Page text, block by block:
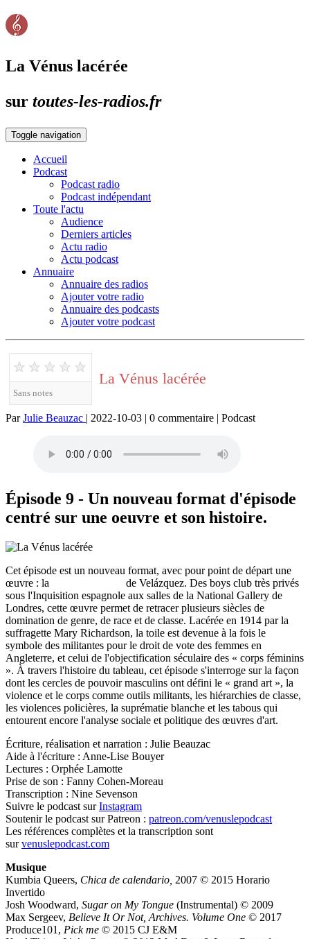
La Vénus lacérée
sur toutes-les-radios.fr
Toggle navigation
Accueil
Podcast
Podcast radio
Podcast indépendant
Toute l'actu
Audience
Derniers articles
Actu radio
Actu podcast
Annuaire
Annuaire des radios
Ajouter votre radio
Annuaire des podcasts
Ajouter votre podcast
★ ★ ★ ★ ★
Sans notes
La Vénus lacérée
ParJulie Beauzac | 2022-10-03 | 0 commentaire | Podcast
Épisode 9 - Un nouveau format d'épisode
centré sur une oeuvre et son histoire.
Cet épisode est un nouveau format, avec pour point de départ une
œuvre : la
de Velázquez. Des boys club très privés
sous l'Inquisition espagnole aux salles de la National Gallery de
Londres, cette œuvre permet de retracer plusieurs siècles de
domination de genre, de race et de classe. Lacérée en 1914 par la
suffragette Mary Richardson, la toile est devenue à la fois le
symbole des militantes pour le droit de vote des femmes en
Angleterre, et celui de l'objectification séculaire des « corps féminins
». À travers l'histoire du tableau, cet épisode s'interroge sur la façon
dont les cercles de pouvoir masculins ont défini le « grand art », la
violence et le corps comme outils militants, les hiérarchies de classe,
les violences policières, la suprématie blanche et les tabous qui
entourent encore l'analyse sociale et politique des œuvres d'art.
Écriture, réalisation et narration : Julie Beauzac
Aide à l'écriture : Anne-Lise Bouyer
Lectures : Orphée Lamotte
Prise de son : Fanny Cohen-Moreau
Transcription : Nine Sevenson
Suivre le podcast surInstagram
Soutenir le podcast sur Patreon : patreon.com/venuslepodcast
Les références complètes et la transcription sont
survenuslepodcast.com
Musique
Kumbia Queers, Chica de calendario, 2007 © 2015 Horario
Invertido
Josh Woodward, Sugar on My Tongue (Instrumental) © 2009
Max Sergeev, Believe It Or Not, Archives. Volume One © 2017
Produce101, Pick me © 2015 CJ E&M